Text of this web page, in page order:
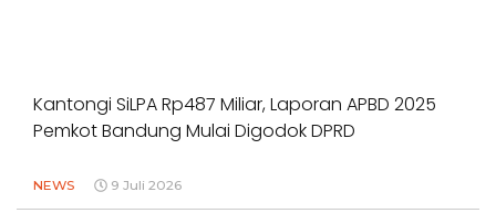
Kantongi SiLPA Rp487 Miliar, Laporan APBD 2025
Pemkot Bandung Mulai Digodok DPRD
NEWS 9 Juli 2026